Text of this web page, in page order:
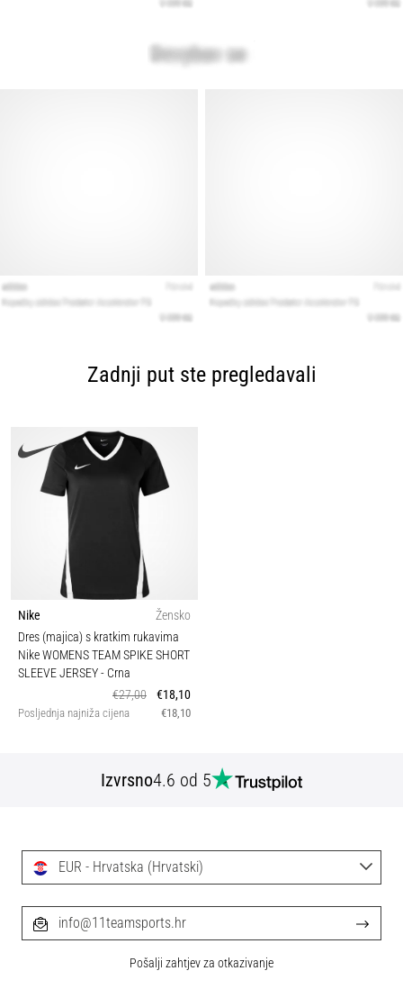
Zadnji put ste pregledavali
Nike
Žensko
Dres (majica) s kratkim rukavima
Nike WOMENS TEAM SPIKE SHORT
SLEEVE JERSEY- Crna
€27,00
€18,10
Posljednja najniža cijena €18,10
Izvrsno4.6 od 5
EUR - Hrvatska (Hrvatski)
info@11teamsports.hr
Pošalji zahtjev za otkazivanje